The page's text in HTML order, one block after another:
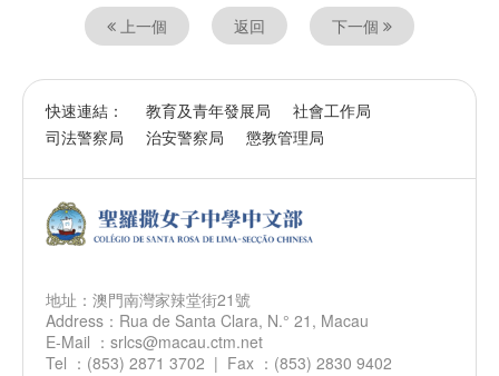
上一個 返回 下一個
快速連結： 教育及青年發展局
社會工作局
司法警察局
治安警察局 懲教管理局
地址：澳門南灣家辣堂街21號
Address：Rua de Santa Clara, N.° 21, Macau
E-Mail ：srlcs@macau.ctm.net
Tel ：(853) 2871 3702 | Fax ：(853) 2830 9402